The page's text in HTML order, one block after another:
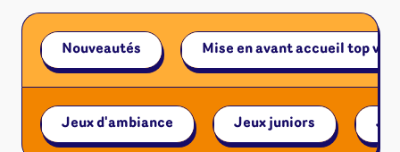
Autres
Nouveautés Mise en avant accueil top
Jeux d'ambiance Jeux juniors